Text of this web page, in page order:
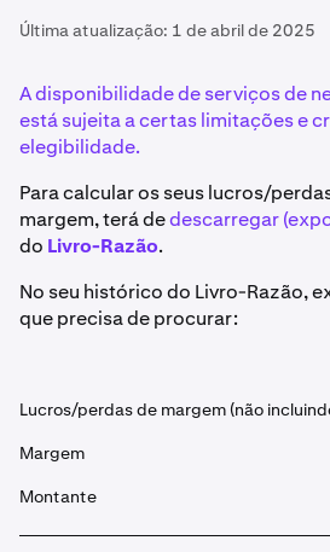
Última atualização: 1 de abril de 2025
A disponibilidade de serviços de
está sujeita a certas limitações e
elegibilidade.
Para calcular os seus lucros/
margem, terá dedescarregar
do Livro-Razão.
No seu histórico do Livro-Razão,
que precisa de procurar:
Lucros/perdas de margem (não
Margem
Montante